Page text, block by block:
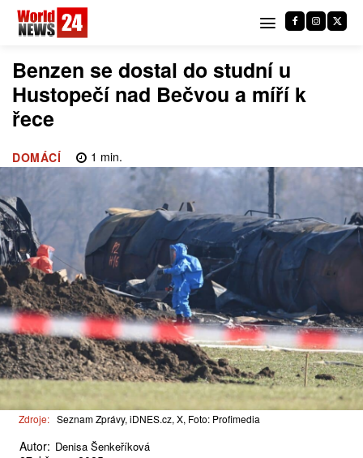
Benzen se dostal do studní u
Hustopečí nad Bečvou a míří k
řece
DOMÁCÍ 1 min.
Zdroje: Seznam Zprávy, iDNES.cz, X, Foto: Profimedia
Autor: Denisa Šenkeříková